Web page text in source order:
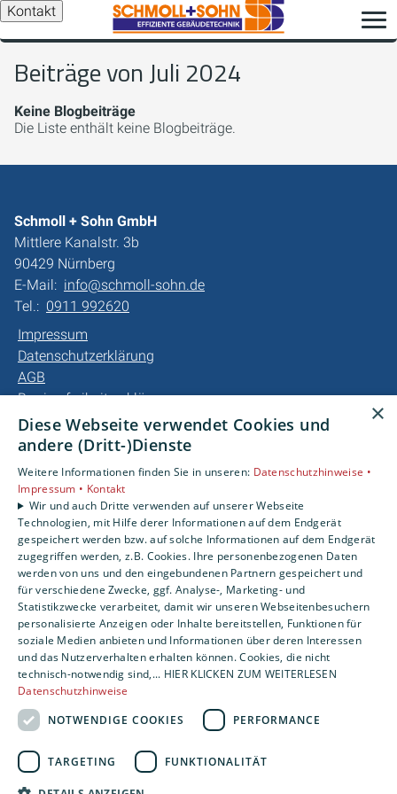
Kontakt
Beiträge von Juli 2024
Keine Blogbeiträge
Die Liste enthält keine Blogbeiträge.
Schmoll + Sohn GmbH
Mittlere Kanalstr. 3b
90429 Nürnberg
E-Mail: info@schmoll-sohn.de
Tel.: 0911 992620
Impressum
Datenschutzerklärung
AGB
Barrierefreiheitserklärung
Unsere Bereiche
Gewerbekunden
Karriere
Unternehmen
Kontakt
×
Diese Webseite verwendet Cookies und
andere (Dritt-)Dienste
Weitere Informationen finden Sie in unseren: Datenschutzhinweise •
Impressum • Kontakt
Wir und auch Dritte verwenden auf unserer Webseite
Technologien, mit Hilfe derer Informationen auf dem Endgerät
gespeichert werden bzw. auf solche Informationen auf dem Endgerät
zugegriffen werden, z.B. Cookies. Ihre personenbezogenen Daten
werden von uns und den eingebundenen Partnern gespeichert und
für verschiedene Zwecke, ggf. Analyse-, Marketing- und
Statistikzwecke verarbeitet, damit wir unseren Webseitenbesuchern
personalisierte Anzeigen oder Inhalte bereitstellen, Funktionen für
soziale Medien anbieten und Informationen über deren Interessen
und das Nutzerverhalten erhalten können. Cookies, die nicht
technisch-notwendig sind,... HIER KLICKEN ZUM WEITERLESEN
Datenschutzhinweise
NOTWENDIGE COOKIES
PERFORMANCE
TARGETING FUNKTIONALITÄT